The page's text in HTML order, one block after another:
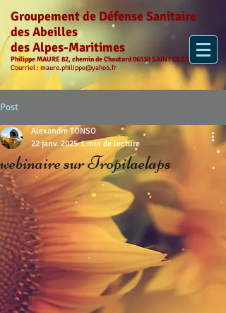
Groupement de Défense Sanitaire
des Abeilles
des Alpes-Maritimes
Philippe MAURE 82, chemin de Chautard 06530 SAINT CEZAIRE
Courriel : maure.philippe@yahoo.fr
Post
webinaire sur Tropilaelaps
Alexandre TONSO
22 janv. 2025 1 min de lecture